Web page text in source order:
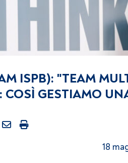
ISPB): "TEAM
COSÌ GESTIAMO
18